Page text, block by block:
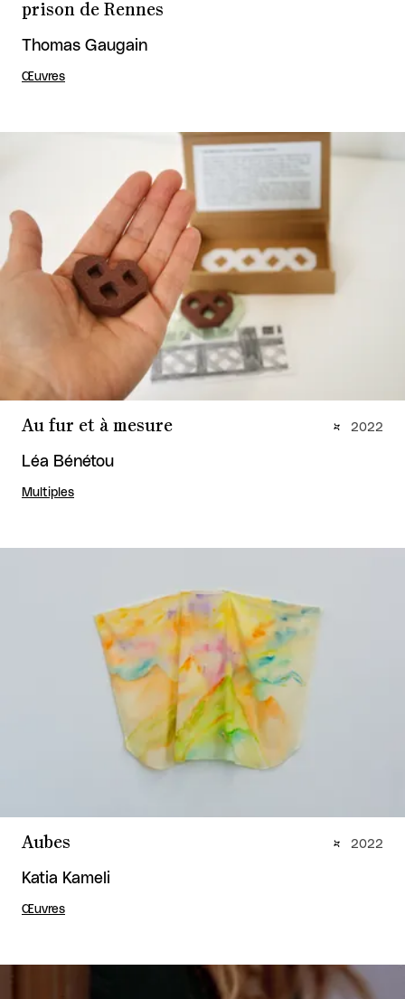
prison de Rennes
Thomas Gaugain
Œuvres
Au fur et à mesure
Léa Bénétou
Multiples
2022
Aubes
Katia Kameli
Œuvres
2022